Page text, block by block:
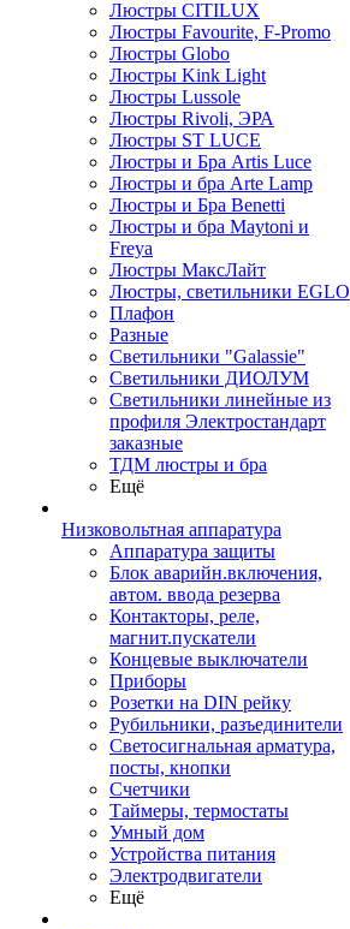
Люстры CITILUX
Люстры Favourite, F-Promo
Люстры Globo
Люстры Kink Light
Люстры Lussole
Люстры Rivoli, ЭРА
Люстры ST LUCE
Люстры и Бра Artis Luce
Люстры и бра Arte Lamp
Люстры и Бра Benetti
Люстры и бра Maytoni и
Freya
Люстры МаксЛайт
Люстры, светильники EGLO
Плафон
Разные
Светильники "Galassie"
Светильники ДИОЛУМ
Светильники линейные из
профиля Электростандарт
заказные
ТДМ люстры и бра
Ещё
Низковольтная аппаратура
Аппаратура защиты
Блок аварийн.включения,
автом. ввода резерва
Контакторы, реле,
магнит.пускатели
Концевые выключатели
Приборы
Розетки на DIN рейку
Рубильники, разъединители
Светосигнальная арматура,
посты, кнопки
Счетчики
Таймеры, термостаты
Умный дом
Устройства питания
Электродвигатели
Ещё